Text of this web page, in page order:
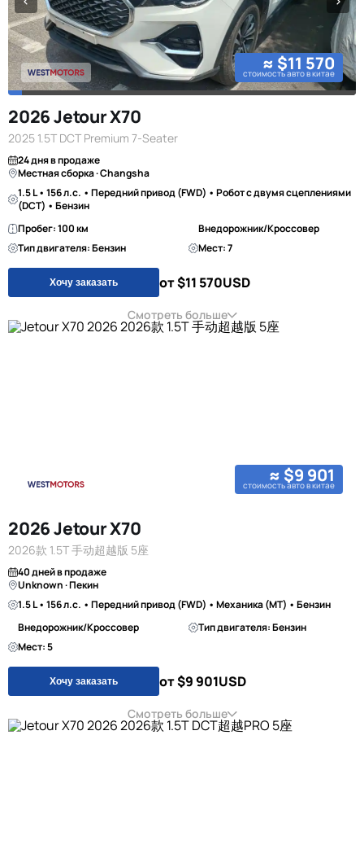
≈ $11 570
стоимость авто в китае
2026 Jetour X70
2025 1.5T DCT Premium 7-Seater
24 дня в продаже
Местная сборка · Changsha
1.5 L • 156 л.с. • Передний привод (FWD) • Робот с двумя сцеплениями
(DCT) • Бензин
Пробег: 100 км
Внедорожник/Кроссовер
Тип двигателя: Бензин
Мест: 7
Хочу заказать от $11 570USD
Смотреть больше
≈ $9 901
стоимость авто в китае
2026 Jetour X70
2026款 1.5T 手动超越版 5座
40 дней в продаже
Unknown · Пекин
1.5 L • 156 л.с. • Передний привод (FWD) • Механика (MT) • Бензин
Внедорожник/Кроссовер
Тип двигателя: Бензин
Мест: 5
Хочу заказать от $9 901USD
Смотреть больше